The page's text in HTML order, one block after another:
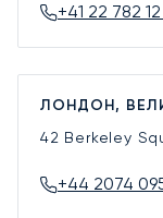
+41 22 782 12
ЛОНДОН,
42 Berkeley
+44 2074